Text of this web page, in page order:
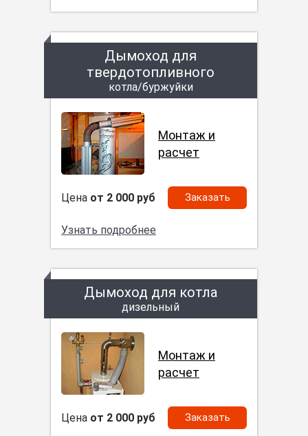
Дымоход для
твердотопливного
котла/буржуйки
Монтаж и
расчет
Цена от 2 000 руб Заказать
Узнать подробнее
Дымоход для котла
дизельный
Монтаж и
расчет
Цена от 2 000 руб Заказать